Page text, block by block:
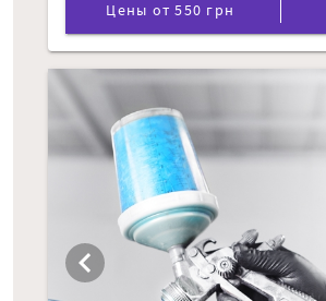
Цены от 550 грн
chevron_left